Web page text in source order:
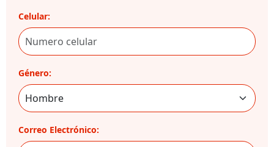
Celular:
Género:
Correo Electrónico: